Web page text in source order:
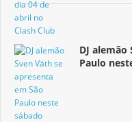
DJ alemão
Paulo